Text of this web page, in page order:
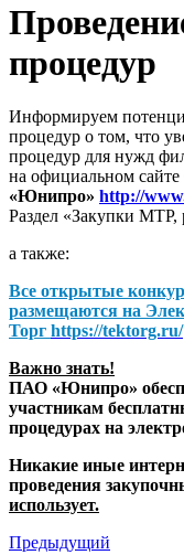
процедур
Информируем
процедур о том, что
процедур для нужд
на официальном
«Юнипро» http://
Раздел «Закупки МТР,
а также:
Все открытые
размещаются на
Торг https://tektorg.ru/
Важно знать!
ПАО «Юнипро»
участникам
процедурах на
Никакие иные
проведения
использует.
Предыдущий